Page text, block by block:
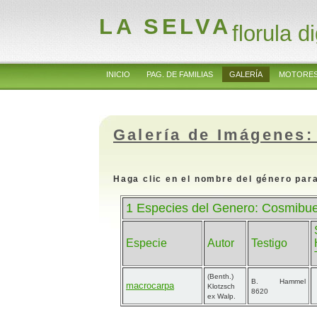
LA SELVAflorula
INICIO PAG. DE FAMILIAS GALERÍA
Galería de
Haga clic en el nombre del género
1 Especies del Genero:
Especie Autor Testigo
macrocarpa
(Benth.)
Klotzsch
ex Walp.
B. Hammel
8620